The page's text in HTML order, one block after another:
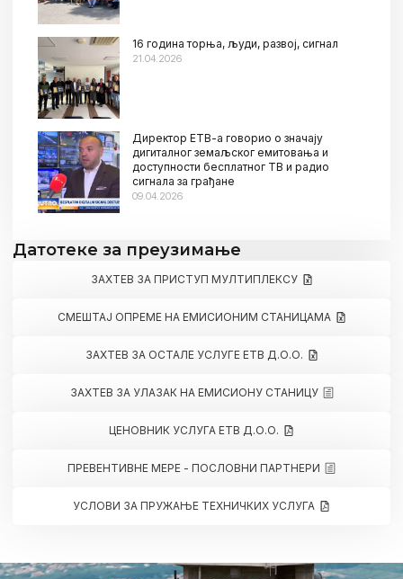
16 година торња, људи, развој, сигнал
21.04.2026
Директор ЕТВ-а говорио о значају
дигиталног земаљског емитовања и
доступности бесплатног ТВ и радио
сигнала за грађане
09.04.2026
Датотеке за преузимање
ЗАХТЕВ ЗА ПРИСТУП МУЛТИПЛЕКСУ
СМЕШТАЈ ОПРЕМЕ НА ЕМИСИОНИМ СТАНИЦАМА
ЗАХТЕВ ЗА ОСТАЛЕ УСЛУГЕ ЕТВ Д.О.О.
ЗАХТЕВ ЗА УЛАЗАК НА ЕМИСИОНУ СТАНИЦУ
ЦЕНОВНИК УСЛУГА ЕТВ Д.О.О.
ПРЕВЕНТИВНЕ МЕРЕ - ПОСЛОВНИ ПАРТНЕРИ
УСЛОВИ ЗА ПРУЖАЊЕ ТЕХНИЧКИХ УСЛУГА